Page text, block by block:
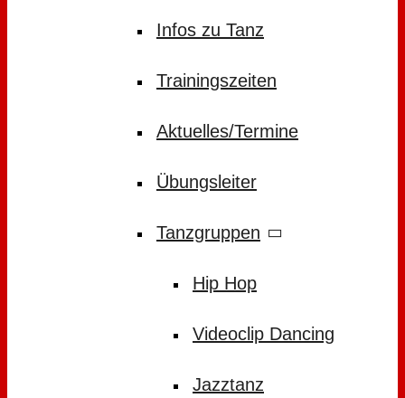
Infos zu Tanz
Trainingszeiten
Aktuelles/Termine
Übungsleiter
Tanzgruppen
Hip Hop
Videoclip Dancing
Jazztanz